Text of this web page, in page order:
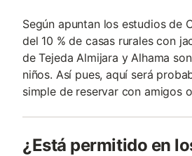
Según apuntan los estudios de
del 10 % de casas rurales con
de Tejeda Almijara y Alhama
niños. Así pues, aquí será
simple de reservar con amigos
¿Está permitido en